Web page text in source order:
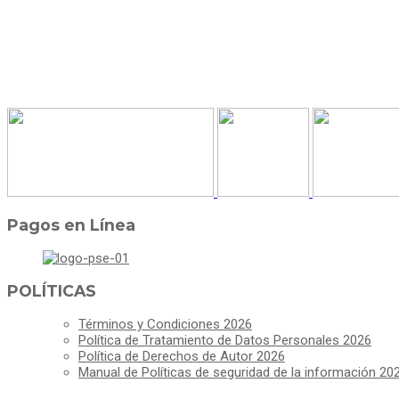
Pagos en Línea
POLÍTICAS
Términos y Condiciones 2026
Política de Tratamiento de Datos Personales 2026
Política de Derechos de Autor 2026
Manual de Políticas de seguridad de la información